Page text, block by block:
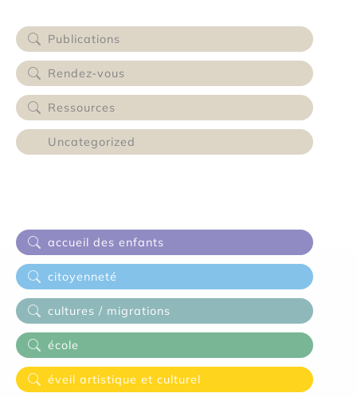
Catégories (Search)
Publications
Rendez-vous
Ressources
Uncategorized
accueil des enfants
citoyenneté
cultures / migrations
école
éveil artistique et culturel